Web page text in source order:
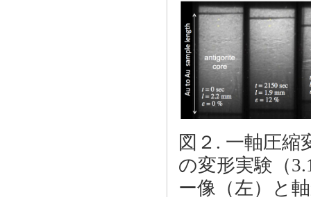
図２. 一軸圧
の変形実験（
ー像（左）と